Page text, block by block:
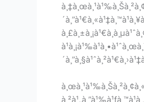
à¸‡à¸œà¸¹à¹‰à¸Šà¸²à¸¢